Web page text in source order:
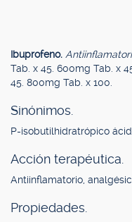
Ibuprofeno.
Tab. x 45. 600mg Tab. x
45. 800mg Tab. x 100.
Sinónimos.
P-isobutilhidratrópico
Acción terapéutica.
Antiinflamatorio,
Propiedades.